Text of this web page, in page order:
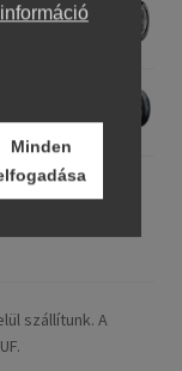
hátsó)
szállítunk. A
Minden